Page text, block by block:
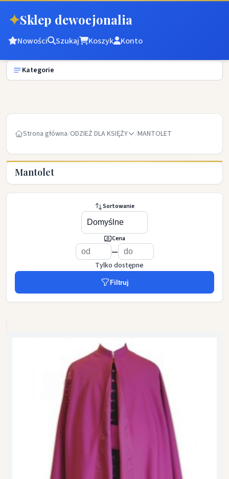
✦Sklep dewocjonalia
Nowości Szukaj Koszyk Konto
Kategorie
Strona główna/ODZIEŻ DLA KSIĘŻY /MANTOLET
Mantolet
Sortowanie
Cena
—
Tylko dostępne
Filtruj